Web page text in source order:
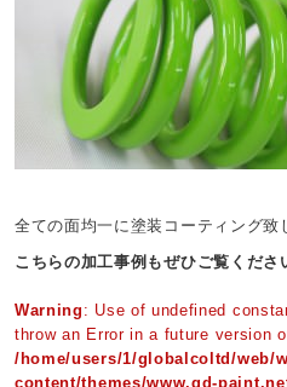
全ての面均一に塗装コーティング致
こちらの加工事例もぜひご覧くださ
Warning : Use of undefined
throw an Error in a future version
/home/users/1/globalcoltd/web/
content/themes/www.gd-